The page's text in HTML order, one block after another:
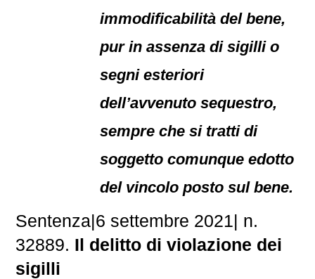
immodificabilità del bene,
pur in assenza di sigilli o
segni esteriori
dell’avvenuto sequestro,
sempre che si tratti di
soggetto comunque edotto
del vincolo posto sul bene.
Sentenza|6 settembre 2021| n.
32889. Il delitto di violazione dei
sigilli